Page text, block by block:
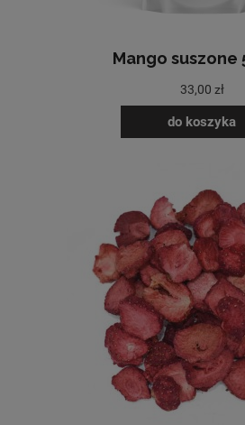
Mango suszone
33,00 zł
do koszyka